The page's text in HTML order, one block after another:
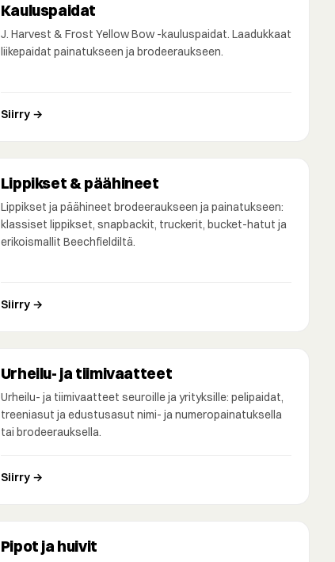
Kauluspaidat
J. Harvest & Frost Yellow Bow -kauluspaidat. Laadukkaat
liikepaidat painatukseen ja brodeeraukseen.
Siirry →
Lippikset & päähineet
Lippikset ja päähineet brodeeraukseen ja painatukseen:
klassiset lippikset, snapbackit, truckerit, bucket-hatut ja
erikoismallit Beechfieldiltä.
Siirry →
Urheilu- ja tiimivaatteet
Urheilu- ja tiimivaatteet seuroille ja yrityksille: pelipaidat,
treeniasut ja edustusasut nimi- ja numeropainatuksella
tai brodeerauksella.
Siirry →
Pipot ja huivit